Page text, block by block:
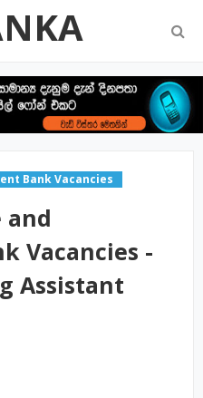
Bank Vacancies
and
Vacancies -
Assistant